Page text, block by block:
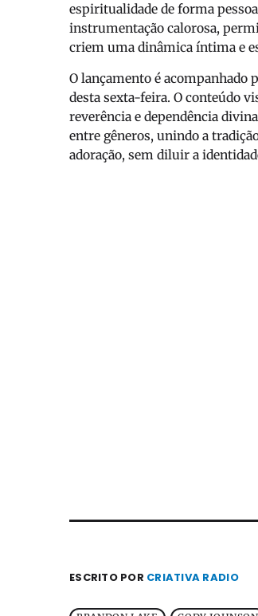
espiritualidade de forma
instrumentação calorosa,
criem uma dinâmica íntima e
O lançamento é acompanhado
desta sexta-feira. O conteúdo
reverência e dependência
entre gêneros, unindo a
adoração, sem diluir a
ESCRITO POR CRIATIVA RADIO